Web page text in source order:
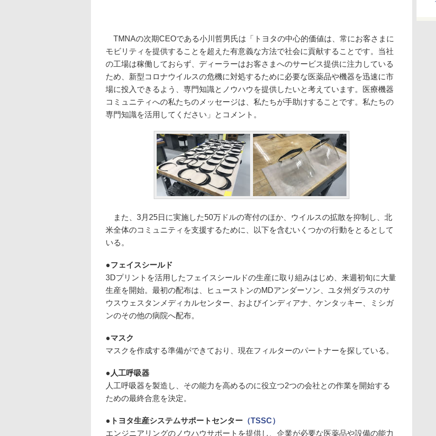
TMNAの次期CEOである小川哲男氏は「トヨタの中心的価値は、常にお客さまに
モビリティを提供することを超えた有意義な方法で社会に貢献することです。当社
の工場は稼働しておらず、ディーラーはお客さまへのサービス提供に注力している
ため、新型コロナウイルスの危機に対処するために必要な医薬品や機器を迅速に市
場に投入できるよう、専門知識とノウハウを提供したいと考えています。医療機器
コミュニティへの私たちのメッセージは、私たちが手助けすることです。私たちの
専門知識を活用してください」とコメント。
また、3月25日に実施した50万ドルの寄付のほか、ウイルスの拡散を抑制し、北
米全体のコミュニティを支援するために、以下を含むいくつかの行動をとるとして
いる。
フェイスシールド
3Dプリントを活用したフェイスシールドの生産に取り組みはじめ、来週初旬に大量
生産を開始。最初の配布は、ヒューストンのMDアンダーソン、ユタ州ダラスのサ
ウスウェスタンメディカルセンター、およびインディアナ、ケンタッキー、ミシガ
ンのその他の病院へ配布。
マスク
マスクを作成する準備ができており、現在フィルターのパートナーを探している。
人工呼吸器
人工呼吸器を製造し、その能力を高めるのに役立つ2つの会社との作業を開始する
ための最終合意を決定。
トヨタ生産システムサポートセンター （TSSC）
エンジニアリングのノウハウサポートを提供し、企業が必要な医薬品や設備の能力